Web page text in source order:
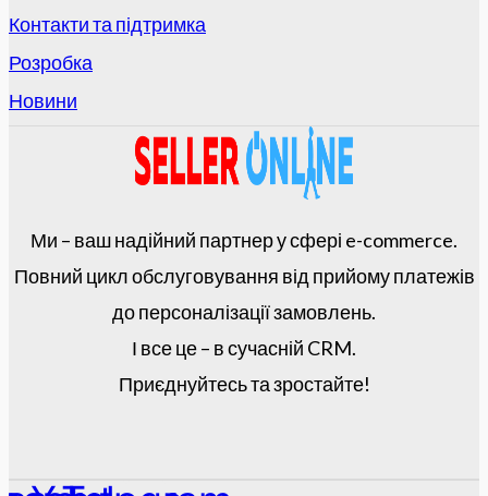
Контакти та підтримка
Розробка
Новини
Ми – ваш надійний партнер у сфері e-commerce.
Повний цикл обслуговування від прийому платежів
до персоналізації замовлень.
І все це – в сучасній CRM.
Приєднуйтесь та зростайте!